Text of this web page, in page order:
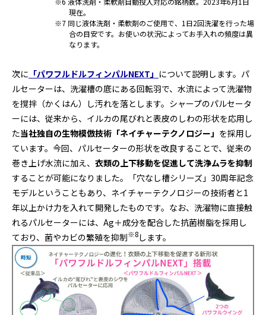
現在。
※7 同じ液体洗剤・柔軟剤のご使用で、1日2回洗濯を行った場
合の目安です。お使いの状況によってお手入れの頻度は異
なります。
次に 「パワフルドルフィンパルNEXT」 について説明します。パ
ルセーターは、洗濯槽の底にある回転羽で、水流によって洗濯物
を撹拌（かくはん）し汚れを落とします。シャープのパルセータ
ーには、従来から、イルカの尾びれと表皮のしわの形状を応用し
た当社独自の生物模倣技術「ネイチャーテクノロジー」 を採用し
ています。今回、パルセーターの形状を改良することで、従来の
巻き上げ水流に加え、 衣類の上下移動を促進して洗浄ムラを抑制
することが可能になりました。「穴なし槽シリーズ」30周年記念
モデルということもあり、ネイチャーテクノロジーの技術者と1
年以上かけ力を入れて開発したものです。なお、洗濯物に直接触
れるパルセーターには、Ag＋成分を配合した抗菌樹脂を採用し
ており、菌やカビの繁殖を抑制※8します。